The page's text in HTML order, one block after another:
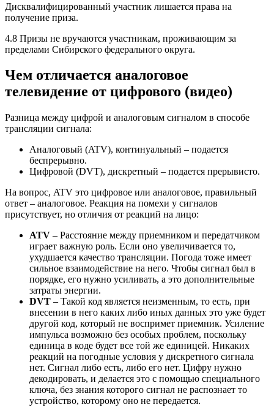
Дисквалифицированный участник лишается права на
получение приза.
4.8 Призы не вручаются участникам, проживающим за
пределами Сибирского федерального округа.
Чем отличается аналоговое
телевидение от цифрового (видео)
Разница между цифрой и аналоговым сигналом в способе
трансляции сигнала:
Аналоговый (ATV), континуальный – подается
беспрерывно.
Цифровой (DVT), дискретный – подается прерывисто.
На вопрос, ATV это цифровое или аналоговое, правильный
ответ – аналоговое. Реакция на помехи у сигналов
присутствует, но отличия от реакций на лицо:
ATV – Расстояние между приемником и передатчиком
играет важную роль. Если оно увеличивается то,
ухудшается качество трансляции. Погода тоже имеет
сильное взаимодействие на него. Чтобы сигнал был в
порядке, его нужно усиливать, а это дополнительные
затраты энергии.
DVT – Такой код является неизменным, то есть, при
внесении в него каких либо иных данных это уже будет
другой код, который не воспримет приемник. Усиление
импульса возможно без особых проблем, поскольку
единица в коде будет все той же единицей. Никаких
реакций на погодные условия у дискретного сигнала
нет. Сигнал либо есть, либо его нет. Цифру нужно
декодировать, и делается это с помощью специального
ключа, без знания которого сигнал не распознает то
устройство, которому оно не передается.